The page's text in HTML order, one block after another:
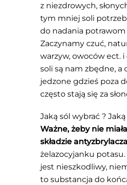
z niezdrowych,
tym mniej soli
do nadania potrawom
Zaczynamy czuć,
warzyw, owoców ect. i
soli są nam zbędne, a
jedzone gdzieś poza
często stają się za
Jaką sól wybrać ?
Ważne, żeby nie
składzie
żelazocyjanku potasu.
jest nieszkodliwy,
to substancja do